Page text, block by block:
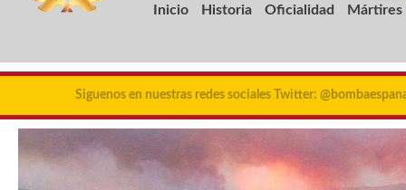
Inicio Historia Oficialidad Mártires
Siguenos en nuestras redes sociales Twitter: